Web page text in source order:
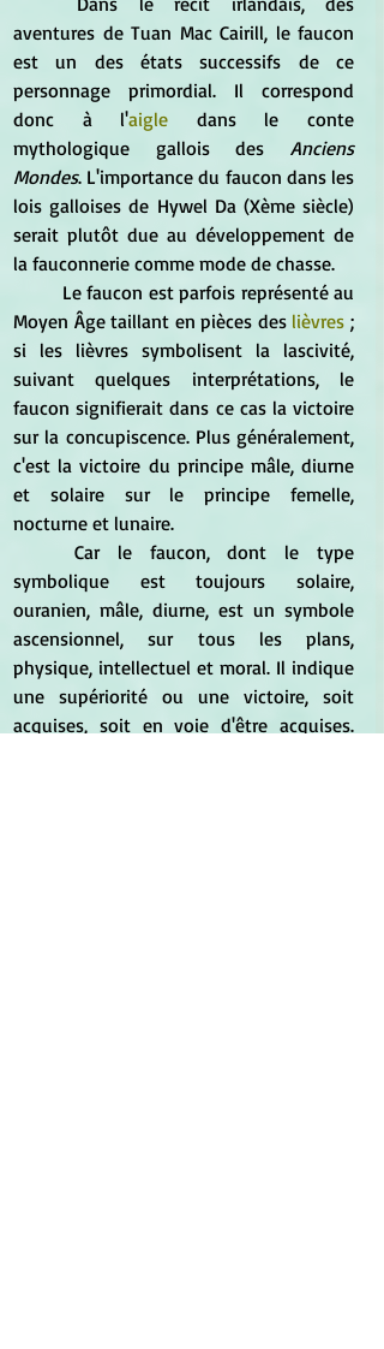
aventures de Tuan Mac Cairill, le faucon
est un des états successifs de ce
personnage primordial. Il correspond
donc à l'aigle
dans le conte
mythologique gallois des Anciens
Mondes. L'importance du faucon dans les
lois galloises de Hywel Da (Xème siècle)
serait plutôt due au développement de
la fauconnerie comme mode de chasse.
Moyen Âge taillant en pièces des lièvres ;
si les lièvres symbolisent la lascivité,
suivant quelques interprétations, le
faucon signifierait dans ce cas la victoire
sur la concupiscence. Plus généralement,
c'est la victoire du principe mâle, diurne
et solaire sur le principe femelle,
nocturne et lunaire.
symbolique est toujours solaire,
ouranien, mâle, diurne, est un symbole
ascensionnel, sur tous les plans,
physique, intellectuel et moral. Il indique
une supériorité ou une victoire, soit
acquises, soit en voie d'être acquises.